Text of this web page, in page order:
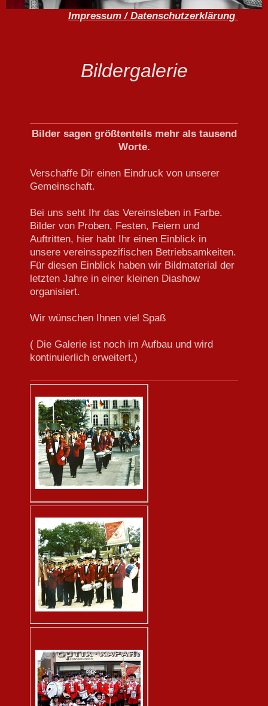
Impressum / Datenschutzerklärung
Bildergalerie
Bilder sagen größtenteils mehr als tausend
Worte.
Verschaffe Dir einen Eindruck von unserer
Gemeinschaft.
Bei uns seht Ihr das Vereinsleben in Farbe.
Bilder von Proben, Festen, Feiern und
Auftritten, hier habt Ihr einen Einblick in
unsere vereinsspezifischen Betriebsamkeiten.
Für diesen Einblick haben wir Bildmaterial der
letzten Jahre in einer kleinen Diashow
organisiert.
Wir wünschen Ihnen viel Spaß
( Die Galerie ist noch im Aufbau und wird
kontinuierlich erweitert.)